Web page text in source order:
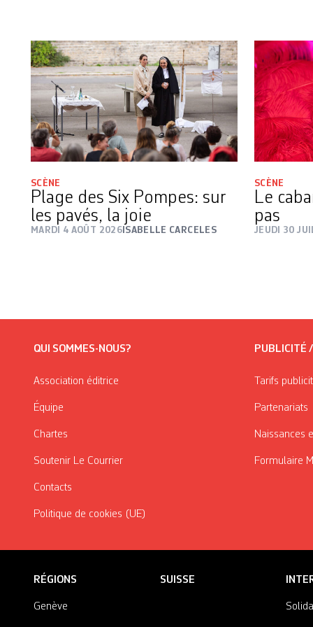
SCÈNE
Plage des Six Pompes: sur
les pavés, la joie
MARDI 4 AOÛT 2026ISABELLE CARCELES
SCÈNE
Le
pas
JEUDI 30
QUI SOMMES-NOUS?
Association éditrice
Équipe
Chartes
Soutenir Le Courrier
Contacts
Politique de cookies (UE)
PUBLICITÉ
Tarifs
Partenariats
Naissances
Formulaire
RÉGIONS
Genève
SUISSE